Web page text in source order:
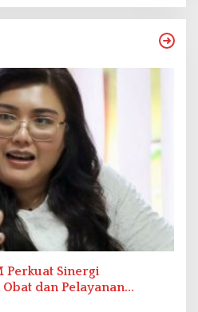
Perkuat Sinergi
dan Pelayanan